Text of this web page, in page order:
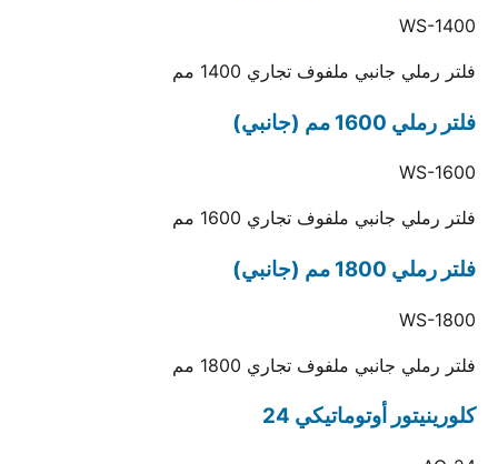
WS-1400
فلتر رملي جانبي ملفوف تجاري 1400 مم
فلتر رملي 1600 مم (جانبي)
WS-1600
فلتر رملي جانبي ملفوف تجاري 1600 مم
فلتر رملي 1800 مم (جانبي)
WS-1800
فلتر رملي جانبي ملفوف تجاري 1800 مم
كلورينيتور أوتوماتيكي 24